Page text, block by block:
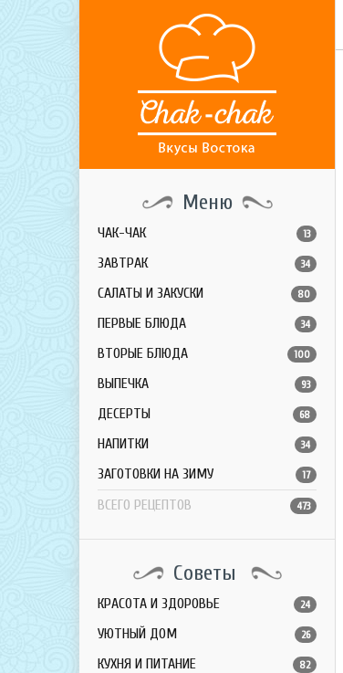
Меню
ЧАК-ЧАК 13
ЗАВТРАК 34
САЛАТЫ И ЗАКУСКИ 80
ПЕРВЫЕ БЛЮДА 34
ВТОРЫЕ БЛЮДА 100
ВЫПЕЧКА 93
ДЕСЕРТЫ 68
НАПИТКИ 34
ЗАГОТОВКИ НА ЗИМУ 17
ВСЕГО РЕЦЕПТОВ 473
Советы
КРАСОТА И ЗДОРОВЬЕ 24
УЮТНЫЙ ДОМ 26
КУХНЯ И ПИТАНИЕ 82